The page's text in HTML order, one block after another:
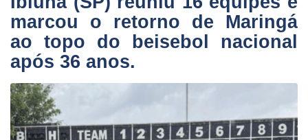
marcou o retorno de Maringá
ao topo do beisebol nacional
após 36 anos.